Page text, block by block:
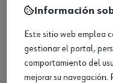
Información
Este sitio web emplea
gestionar el portal,
comportamiento del
mejorar su navegación.